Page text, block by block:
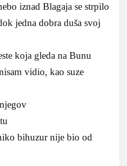
iznad Blagaja se strpilo
jedna dobra duša svoj
koja gleda na Bunu
vidio, kao suze
bihuzur nije bio od